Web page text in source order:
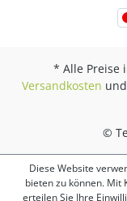
* Alle Preise
Versandkosten
©
Diese Website
bieten zu können. Mit
erteilen Sie Ihre